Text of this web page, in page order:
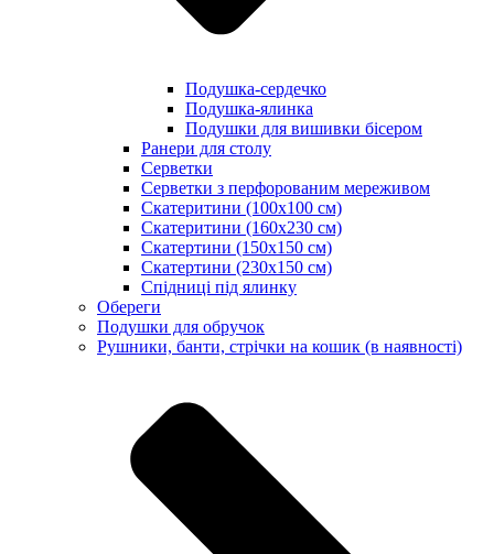
Подушка-сердечко
Подушка-ялинка
Подушки для вишивки бісером
Ранери для столу
Серветки
Серветки з перфорованим мереживом
Скатеритини (100х100 см)
Скатеритини (160х230 см)
Скатертини (150х150 см)
Скатертини (230х150 см)
Спідниці під ялинку
Обереги
Подушки для обручок
Рушники, банти, стрічки на кошик (в наявності)